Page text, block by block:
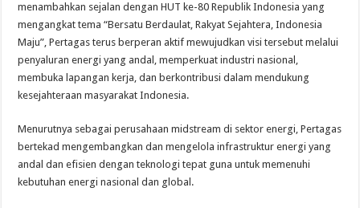
menambahkan sejalan dengan HUT ke-80 Republik Indonesia yang
mengangkat tema “Bersatu Berdaulat, Rakyat Sejahtera, Indonesia
Maju”, Pertagas terus berperan aktif mewujudkan visi tersebut melalui
penyaluran energi yang andal, memperkuat industri nasional,
membuka lapangan kerja, dan berkontribusi dalam mendukung
kesejahteraan masyarakat Indonesia.
Menurutnya sebagai perusahaan midstream di sektor energi, Pertagas
bertekad mengembangkan dan mengelola infrastruktur energi yang
andal dan efisien dengan teknologi tepat guna untuk memenuhi
kebutuhan energi nasional dan global.